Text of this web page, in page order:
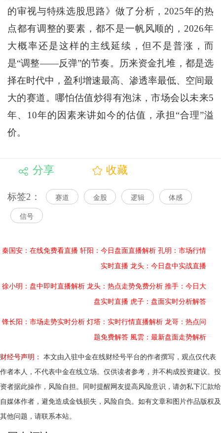
的审视与特殊选股思路》做了分析，2025年的热
点都有调整的要素，都不是一帆风顺的，2026年
大概率还是这样的主线延续，但不是普涨，而
是“调整——反弹”的节奏。历来资金扎堆，都是选
择在时代中，盈利增速最高、渗透率最低、空间最
大的赛道。哪怕估值炒得有泡沫，市场会以未来5
年、10年的因素来讲如今的估值，承担“合理”溢
价。
分享 收藏
标签2： 赛道 金股 逻辑 体感
信号
秦国安：在线免费看直播 轩阳：今日盘面直播解析 孔明：市场行情
实时直播 龙头：今日盘中实战直播
徐小明：盘中即时直播解析 龙头：热点走势免费分析 推手：今日大
盘实时直播 虎子：盘面实时分析解答
锋长阳：市场走势实时分析 灯塔：实时行情直播解析 龙哥：热点问
题免费解答 風雲：最新盘面走势解析
财经号声明：
本文由入驻中金在线财经号平台的作者撰写，观点仅代表
作者本人，不代表中金在线立场。仅供读者参考，并不构成投资建议。投
资者据此操作，风险自担。同时提醒网友提高风险意识，请勿私下汇款给
自媒体作者，避免造成金钱损失，风险自负。如有文章和图片作品版权及
其他问题，请联系本站。